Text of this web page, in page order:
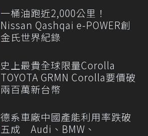
一桶油跑近2,000公里！
Nissan Qashqai e-POWER創
金氏世界紀錄
史上最貴全球限量Corolla
TOYOTA GRMN Corolla要價破
兩百萬新台幣
德系車廠中國產能利用率跌破
五成 Audi、BMW、